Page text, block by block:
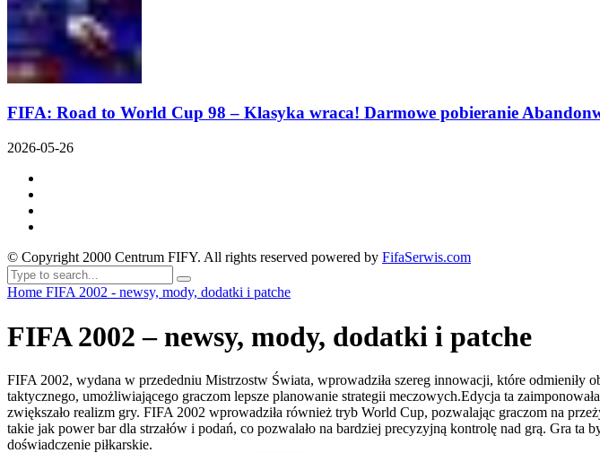
FIFA: Road to World Cup 98 – Klasyka wraca! Darmowe pobieranie
2026-05-26
© Copyright 2000 Centrum FIFY. All rights reserved powered by FifaSerwis.com
Home FIFA 2002 - newsy, mody, dodatki i patche
FIFA 2002 – newsy, mody, dodatki i patche
FIFA 2002, wydana w przededniu Mistrzostw Świata, wprowadziła szereg innowacji, które odmieniły
taktycznego, umożliwiającego graczom lepsze planowanie strategii meczowych.Edycja ta
zwiększało realizm gry. FIFA 2002 wprowadziła również tryb World Cup, pozwalając graczom na
takie jak power bar dla strzałów i podań, co pozwalało na bardziej precyzyjną kontrolę nad grą. Gra
doświadczenie piłkarskie.